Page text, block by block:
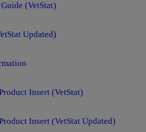
(VetStat)
Updated)
Insert (VetStat)
Insert (VetStat Updated)